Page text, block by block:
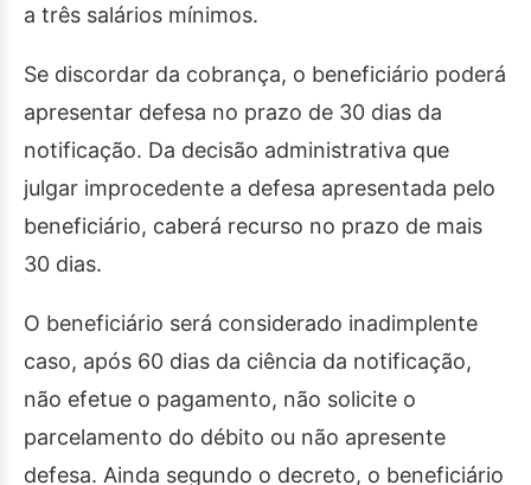
a três salários mínimos.
Se discordar da cobrança, o beneficiário poderá
apresentar defesa no prazo de 30 dias da
notificação. Da decisão administrativa que
julgar improcedente a defesa apresentada pelo
beneficiário, caberá recurso no prazo de mais
30 dias.
O beneficiário será considerado inadimplente
caso, após 60 dias da ciência da notificação,
não efetue o pagamento, não solicite o
parcelamento do débito ou não apresente
defesa. Ainda segundo o decreto, o beneficiário